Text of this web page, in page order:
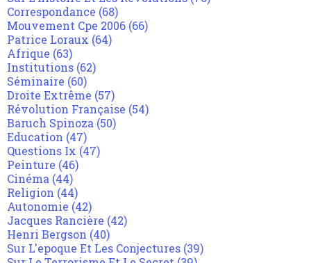
Correspondance (68)
Mouvement Cpe 2006 (66)
Patrice Loraux (64)
Afrique (63)
Institutions (62)
Séminaire (60)
Droite Extrême (57)
Révolution Française (54)
Baruch Spinoza (50)
Education (47)
Questions Ix (47)
Peinture (46)
Cinéma (44)
Religion (44)
Autonomie (42)
Jacques Rancière (42)
Henri Bergson (40)
Sur L'epoque Et Les Conjectures (39)